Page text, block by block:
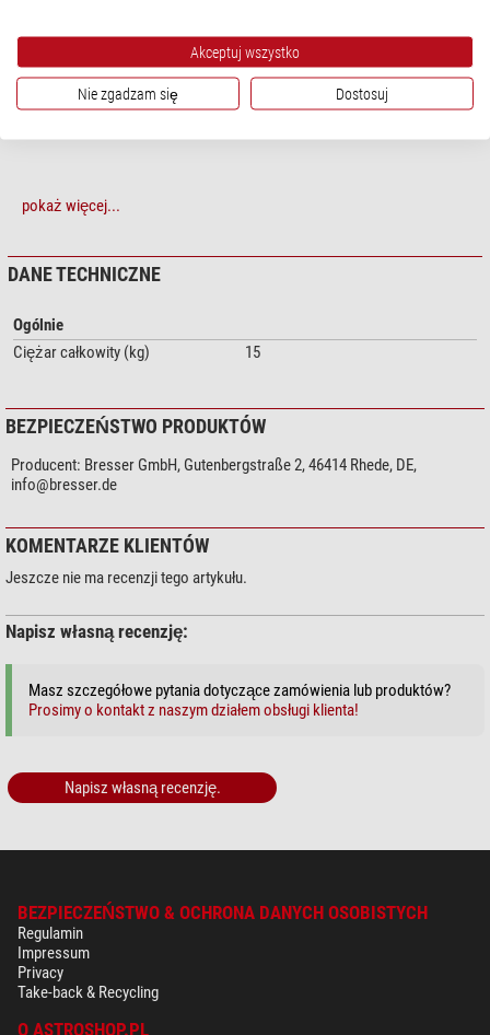
również montować później.
Wymiary: 1050 mm wysokości x 680 mm szerokości x 500 mm głębokości
pokaż więcej...
DANE TECHNICZNE
Ogólnie
Ciężar całkowity (kg)
15
BEZPIECZEŃSTWO PRODUKTÓW
Producent: Bresser GmbH, Gutenbergstraße 2, 46414 Rhede, DE,
info@bresser.de
KOMENTARZE KLIENTÓW
Jeszcze nie ma recenzji tego artykułu.
Napisz własną recenzję:
Masz szczegółowe pytania dotyczące zamówienia lub produktów?
Prosimy o kontakt z naszym działem obsługi klienta!
Napisz własną recenzję.
BEZPIECZEŃSTWO & OCHRONA DANYCH OSOBISTYCH
Regulamin
Impressum
Privacy
Take-back & Recycling
O ASTROSHOP.PL
Akceptuj wszystko
Nie zgadzam się Dostosuj